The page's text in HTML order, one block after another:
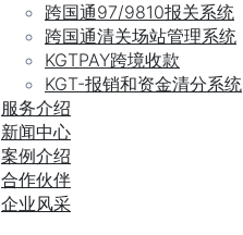
跨国通97/9810报关系统
跨国通清关场站管理系统
KGTPAY跨境收款
KGT-报销和资金清分系统
服务介绍
新闻中心
案例介绍
合作伙伴
企业风采